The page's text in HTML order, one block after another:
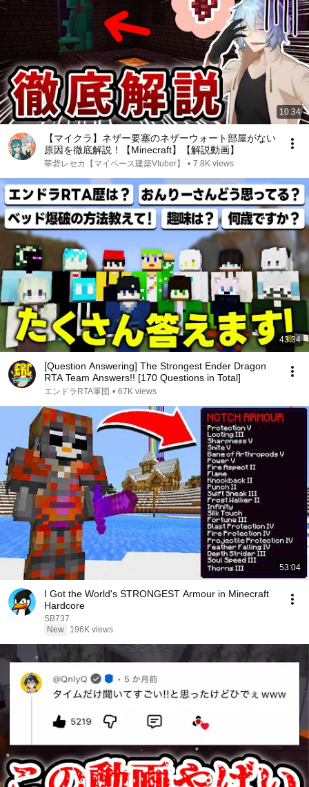
10:34
【マイクラ】ネザー要塞のネザーウォート部屋がない
原因を徹底解説！【Minecraft】【解説動画】
華砦レセカ【マイペース建築Vtuber】 • 7.8K views
43:34
[Question Answering] The Strongest Ender Dragon
RTA Team Answers!! [170 Questions in Total]
エンドラRTA軍団 • 67K views
53:04
I Got the World's STRONGEST Armour in Minecraft
Hardcore
SB737
New
196K views